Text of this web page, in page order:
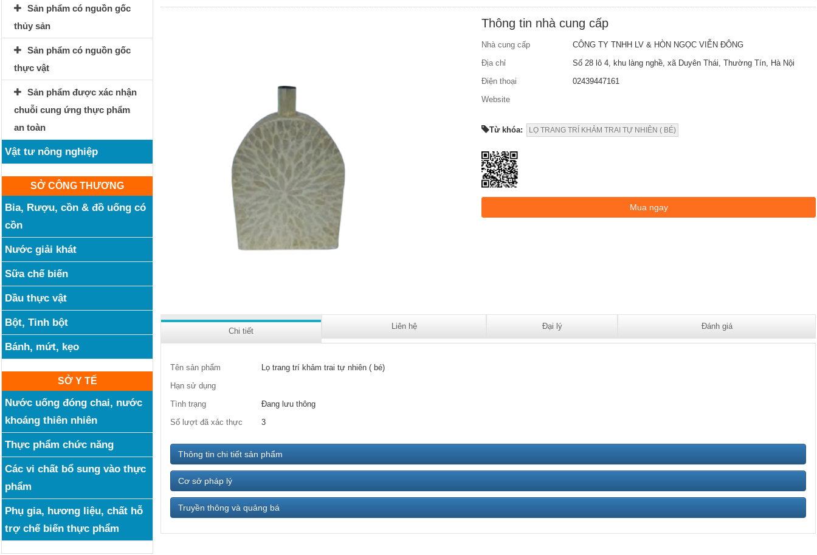
Sản phẩm có nguồn gốc
thủy sản
Sản phẩm có nguồn gốc
thực vật
Sản phẩm được xác nhận
chuỗi cung ứng thực phẩm
an toàn
Vật tư nông nghiệp
SỞ CÔNG THƯƠNG
Bia, Rượu, cồn & đồ uống có
cồn
Nước giải khát
Sữa chế biến
Dầu thực vật
Bột, Tinh bột
Bánh, mứt, kẹo
SỞ Y TẾ
Nước uống đóng chai, nước
khoáng thiên nhiên
Thực phẩm chức năng
Các vi chất bổ sung vào thực
phẩm
Phụ gia, hương liệu, chất hỗ
trợ chế biến thực phẩm
Thông tin nhà cung cấp
Nhà cung cấp
CÔNG TY TNHH LV & HÒN NGỌC VIỄN ĐÔNG
Địa chỉ
Số 28 lô 4, khu làng nghề, xã Duyên Thái, Thường Tín, Hà Nội
Điện thoại
02439447161
Website
Từ khóa: LỌ TRANG TRÍ KHẢM TRAI TỰ NHIÊN ( BÉ)
Chi tiết
Liên hệ Đại lý Đánh giá
Tên sản phẩm
Lọ trang trí khảm trai tự nhiên ( bé)
Hạn sử dụng
Tình trạng
Đang lưu thông
Số lượt đã xác thực
3
Thông tin chi tiết sản phẩm
Cơ sở pháp lý
Truyền thông và quảng bá